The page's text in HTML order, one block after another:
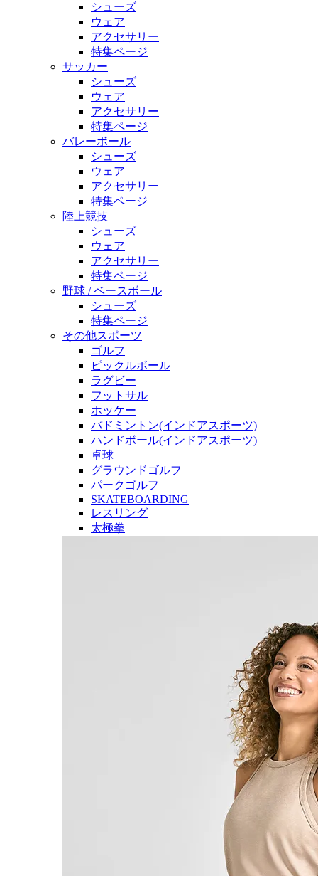
シューズ
ウェア
アクセサリー
特集ページ
サッカー
シューズ
ウェア
アクセサリー
特集ページ
バレーボール
シューズ
ウェア
アクセサリー
特集ページ
陸上競技
シューズ
ウェア
アクセサリー
特集ページ
野球 / ベースボール
シューズ
特集ページ
その他スポーツ
ゴルフ
ピックルボール
ラグビー
フットサル
ホッケー
バドミントン(インドアスポーツ)
ハンドボール(インドアスポーツ)
卓球
グラウンドゴルフ
パークゴルフ
SKATEBOARDING
レスリング
太極拳